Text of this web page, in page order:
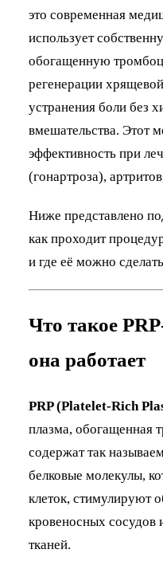
это современная
использует
обогащенную
регенерации
устранения боли без
вмешательства. Этот
эффективность при
(гонартроза),
Ниже представлено
как проходит
и где её можно
Что такое
она работает
PRP (Platelet-Rich
плазма, обогащенная
содержат так
белковые молекулы,
клеток, стимулируют
кровеносных сосудов
тканей.